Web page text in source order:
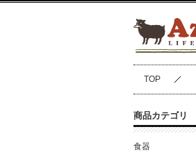
TOP
商品カテゴリ
食器